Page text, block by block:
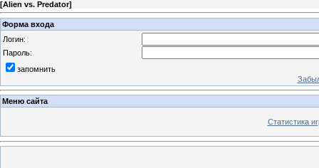
[Alien vs. Predator]
Форма входа
Логин:
Пароль:
запомнить
Меню сайта
Статистика